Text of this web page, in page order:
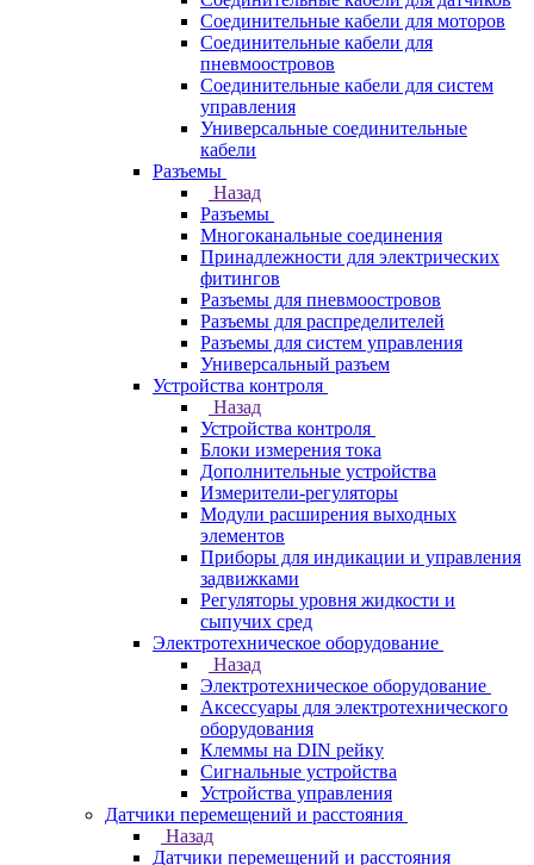
Соединительные кабели для моторов
Соединительные кабели для
пневмоостровов
Соединительные кабели для систем
управления
Универсальные соединительные
кабели
Разъемы
Назад
Разъемы
Многоканальные соединения
Принадлежности для электрических
фитингов
Разъемы для пневмоостровов
Разъемы для распределителей
Разъемы для систем управления
Универсальный разъем
Устройства контроля
Назад
Устройства контроля
Блоки измерения тока
Дополнительные устройства
Измерители-регуляторы
Модули расширения выходных
элементов
Приборы для индикации и управления
задвижками
Регуляторы уровня жидкости и
сыпучих сред
Электротехническое оборудование
Назад
Электротехническое оборудование
Аксессуары для электротехнического
оборудования
Клеммы на DIN рейку
Сигнальные устройства
Устройства управления
Датчики перемещений и расстояния
Назад
Датчики перемещений и расстояния